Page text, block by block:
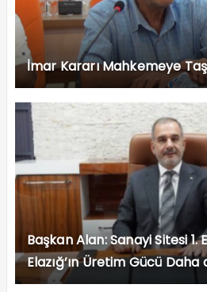
İmar Kararı Mahkemeye
Başkan Alan: Sanayi Sitesi 1.
Elazığ’ın Üretim Gücü